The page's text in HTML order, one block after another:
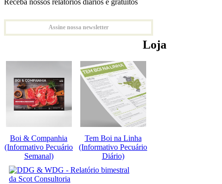
Assine nossa newsletter
Loja
Boi & Companhia
(Informativo Pecuário
Semanal)
Tem Boi na Linha
(Informativo Pecuário
Diário)